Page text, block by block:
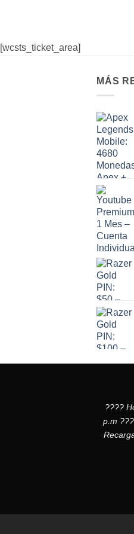
[wcsts_ticket_area]
MÁS
????
p.m